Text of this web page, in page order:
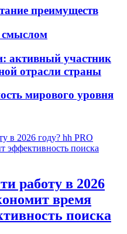
преимуществ
активный участник
отрасли страны
мирового уровня
работу в 2026
время
поиска